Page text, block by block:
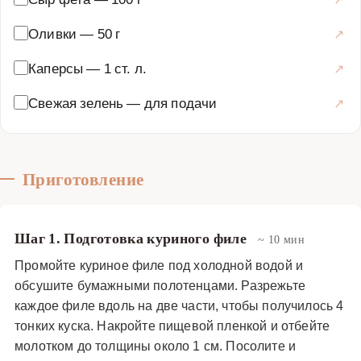
Оливки — 50 г
Каперсы — 1 ст. л.
Свежая зелень — для подачи
Приготовление
Шаг 1. Подготовка куриного филе ~ 10 мин
Промойте куриное филе под холодной водой и
обсушите бумажными полотенцами. Разрежьте
каждое филе вдоль на две части, чтобы получилось 4
тонких куска. Накройте пищевой пленкой и отбейте
молотком до толщины около 1 см. Посолите и